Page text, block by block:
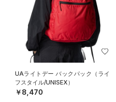
UAライトデー バックパック（ライ
フスタイル/UNISEX）
￥8,470